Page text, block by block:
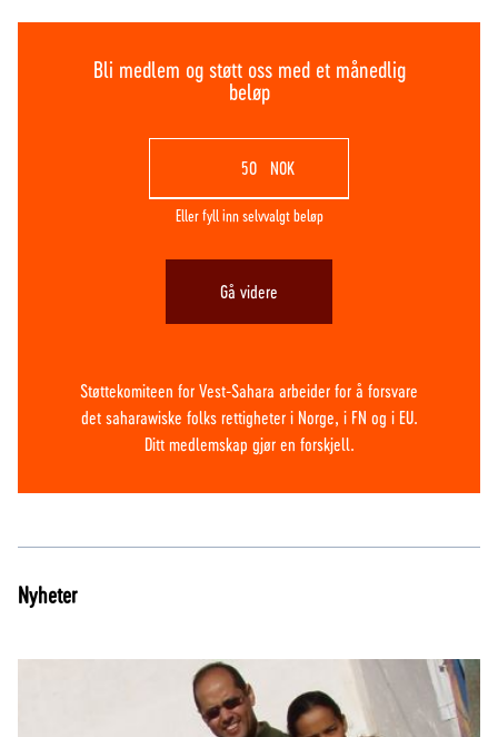
Bli medlem og støtt oss med et månedlig
beløp
NOK
Eller fyll inn selvvalgt beløp
Gå videre
Støttekomiteen for Vest-Sahara arbeider for å forsvare
det saharawiske folks rettigheter i Norge, i FN og i EU.
Ditt medlemskap gjør en forskjell.
Nyheter